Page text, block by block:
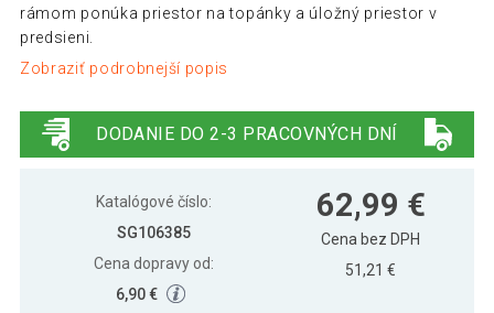
rámom ponúka priestor na topánky a úložný priestor v
predsieni.
Zobraziť podrobnejší popis
DODANIE DO 2-3 PRACOVNÝCH DNÍ
Katalógové číslo:
SG106385
Cena dopravy od:
6,90 €
62,99 €
Cena bez DPH
51,21 €